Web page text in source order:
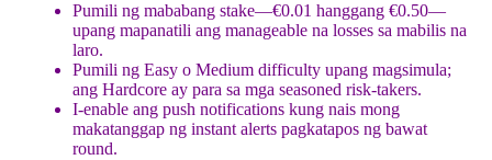
Pumili ng mababang stake—€0.01 hanggang €0.50—
upang mapanatili ang manageable na losses sa mabilis na
laro.
Pumili ng Easy o Medium difficulty upang magsimula;
ang Hardcore ay para sa mga seasoned risk‑takers.
I-enable ang push notifications kung nais mong
makatanggap ng instant alerts pagkatapos ng bawat
round.